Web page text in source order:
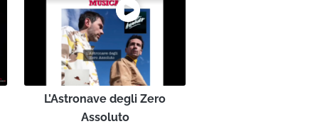
L’Astronave degli Zero
Assoluto